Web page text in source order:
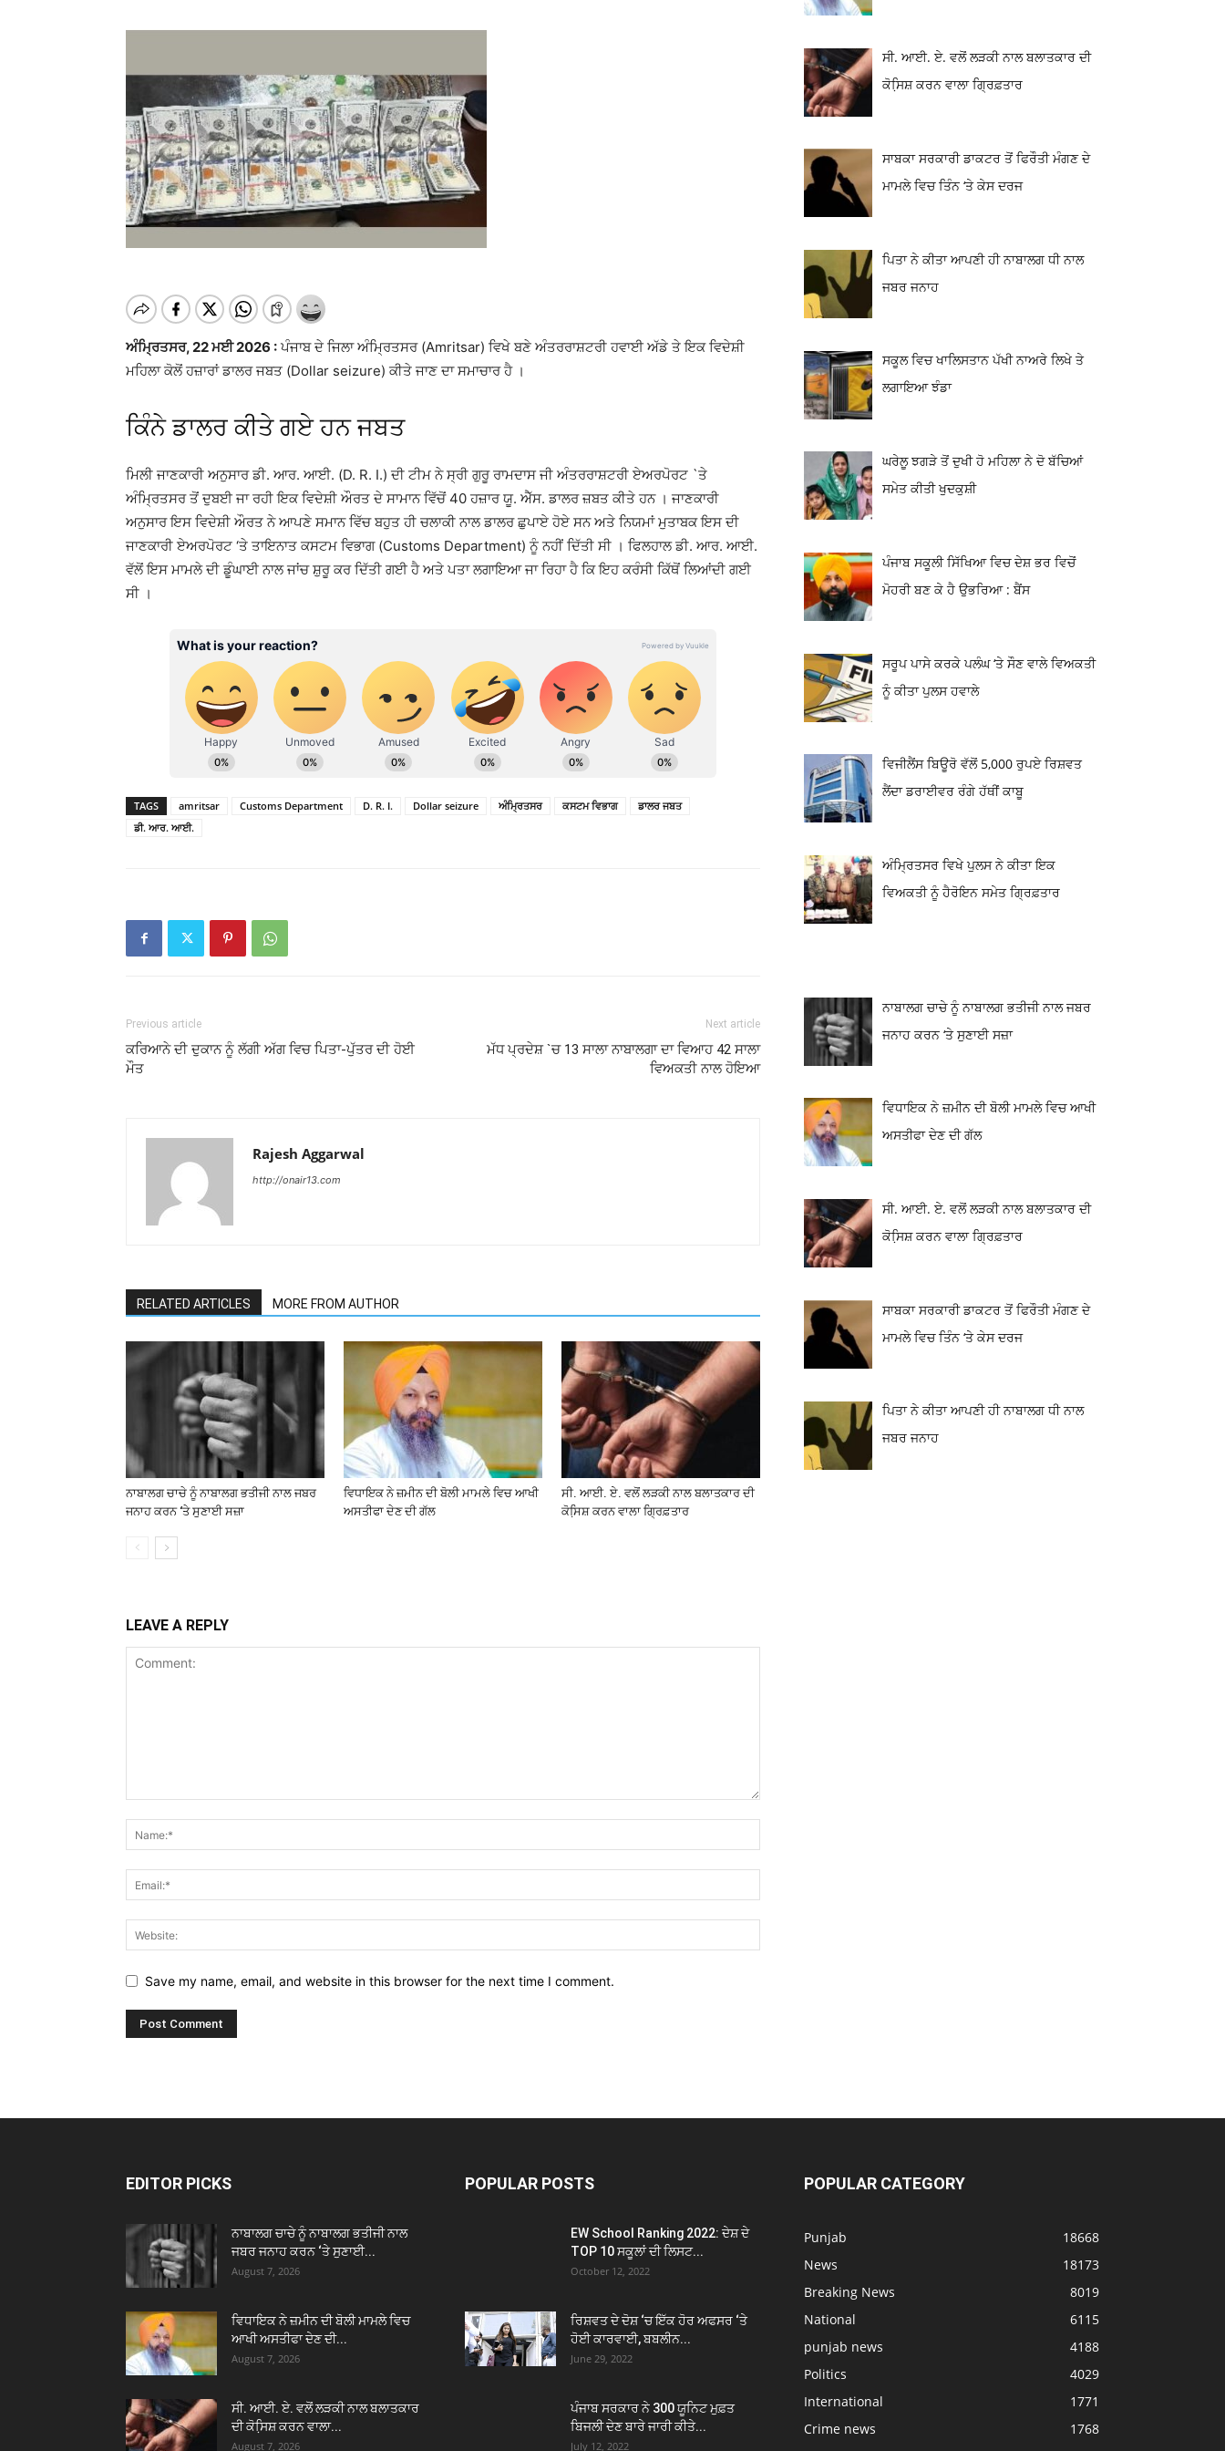
ਅੰਮ੍ਰਿਤਸਰ, 22 ਮਈ 2026 : ਪੰਜਾਬ ਦੇ ਜਿਲਾ ਅੰਮ੍ਰਿਤਸਰ (Amritsar) ਵਿਖੇ ਬਣੇ ਅੰਤਰਰਾਸ਼ਟਰੀ ਹਵਾਈ ਅੱਡੇ ਤੇ ਇਕ ਵਿਦੇਸ਼ੀ
ਮਹਿਲਾ ਕੋਲੋਂ ਹਜ਼ਾਰਾਂ ਡਾਲਰ ਜਬਤ (Dollar seizure) ਕੀਤੇ ਜਾਣ ਦਾ ਸਮਾਚਾਰ ਹੈ ।
ਕਿੰਨੇ ਡਾਲਰ ਕੀਤੇ ਗਏ ਹਨ ਜਬਤ
ਮਿਲੀ ਜਾਣਕਾਰੀ ਅਨੁਸਾਰ ਡੀ. ਆਰ. ਆਈ. (D. R. I.) ਦੀ ਟੀਮ ਨੇ ਸ੍ਰੀ ਗੁਰੂ ਰਾਮਦਾਸ ਜੀ ਅੰਤਰਰਾਸ਼ਟਰੀ ਏਅਰਪੋਰਟ `ਤੇ
ਅੰਮ੍ਰਿਤਸਰ ਤੋਂ ਦੁਬਈ ਜਾ ਰਹੀ ਇਕ ਵਿਦੇਸ਼ੀ ਔਰਤ ਦੇ ਸਾਮਾਨ ਵਿੱਚੋਂ 40 ਹਜ਼ਾਰ ਯੂ. ਐੱਸ. ਡਾਲਰ ਜ਼ਬਤ ਕੀਤੇ ਹਨ । ਜਾਣਕਾਰੀ
ਅਨੁਸਾਰ ਇਸ ਵਿਦੇਸ਼ੀ ਔਰਤ ਨੇ ਆਪਣੇ ਸਮਾਨ ਵਿੱਚ ਬਹੁਤ ਹੀ ਚਲਾਕੀ ਨਾਲ ਡਾਲਰ ਛੁਪਾਏ ਹੋਏ ਸਨ ਅਤੇ ਨਿਯਮਾਂ ਮੁਤਾਬਕ ਇਸ ਦੀ
ਜਾਣਕਾਰੀ ਏਅਰਪੋਰਟ ‘ਤੇ ਤਾਇਨਾਤ ਕਸਟਮ ਵਿਭਾਗ (Customs Department) ਨੂੰ ਨਹੀਂ ਦਿੱਤੀ ਸੀ । ਫਿਲਹਾਲ ਡੀ. ਆਰ. ਆਈ.
ਵੱਲੋਂ ਇਸ ਮਾਮਲੇ ਦੀ ਡੂੰਘਾਈ ਨਾਲ ਜਾਂਚ ਸ਼ੁਰੂ ਕਰ ਦਿੱਤੀ ਗਈ ਹੈ ਅਤੇ ਪਤਾ ਲਗਾਇਆ ਜਾ ਰਿਹਾ ਹੈ ਕਿ ਇਹ ਕਰੰਸੀ ਕਿੱਥੋਂ ਲਿਆਂਦੀ ਗਈ
ਸੀ ।
TAGS amritsar Customs Department D. R. I. Dollar seizure ਅੰਮ੍ਰਿਤਸਰ ਕਸਟਮ ਵਿਭਾਗ
ਡਾਲਰ ਜਬਤ
ਡੀ. ਆਰ. ਆਈ.
Previous article
ਕਰਿਆਨੇ ਦੀ ਦੁਕਾਨ ਨੂੰ ਲੱਗੀ ਅੱਗ ਵਿਚ ਪਿਤਾ-ਪੁੱਤਰ ਦੀ ਹੋਈ
ਮੌਤ
Next article
ਮੱਧ ਪ੍ਰਦੇਸ਼ `ਚ 13 ਸਾਲਾ ਨਾਬਾਲਗਾ ਦਾ ਵਿਆਹ 42 ਸਾਲਾ
ਵਿਅਕਤੀ ਨਾਲ ਹੋਇਆ
Rajesh Aggarwal
http://onair13.com
RELATED ARTICLES MORE FROM AUTHOR
ਨਾਬਾਲਗ ਚਾਚੇ ਨੂੰ ਨਾਬਾਲਗ ਭਤੀਜੀ ਨਾਲ ਜਬਰ
ਜਨਾਹ ਕਰਨ ‘ਤੇ ਸੁਣਾਈ ਸਜ਼ਾ
ਵਿਧਾਇਕ ਨੇ ਜ਼ਮੀਨ ਦੀ ਬੋਲੀ ਮਾਮਲੇ ਵਿਚ ਆਖੀ
ਅਸਤੀਫਾ ਦੇਣ ਦੀ ਗੱਲ
ਸੀ. ਆਈ. ਏ. ਵਲੋਂ ਲੜਕੀ ਨਾਲ ਬਲਾਤਕਾਰ ਦੀ
ਕੋਸਿ਼ਸ਼ ਕਰਨ ਵਾਲਾ ਗ੍ਰਿਫ਼ਤਾਰ
LEAVE A REPLY
Save my name, email, and website in this browser for the next time I comment.
ਸੀ. ਆਈ. ਏ. ਵਲੋਂ ਲੜਕੀ ਨਾਲ ਬਲਾਤਕਾਰ ਦੀ
ਕੋਸਿ਼ਸ਼ ਕਰਨ ਵਾਲਾ ਗ੍ਰਿਫ਼ਤਾਰ
ਸਾਬਕਾ ਸਰਕਾਰੀ ਡਾਕਟਰ ਤੋਂ ਫਿਰੌਤੀ ਮੰਗਣ ਦੇ
ਮਾਮਲੇ ਵਿਚ ਤਿੰਨ ‘ਤੇ ਕੇਸ ਦਰਜ
ਪਿਤਾ ਨੇ ਕੀਤਾ ਆਪਣੀ ਹੀ ਨਾਬਾਲਗ ਧੀ ਨਾਲ
ਜਬਰ ਜਨਾਹ
ਸਕੂਲ ਵਿਚ ਖਾਲਿਸਤਾਨ ਪੱਖੀ ਨਾਅਰੇ ਲਿਖੇ ਤੇ
ਲਗਾਇਆ ਝੰਡਾ
ਘਰੇਲੂ ਝਗੜੇ ਤੋਂ ਦੁਖੀ ਹੋ ਮਹਿਲਾ ਨੇ ਦੋ ਬੱਚਿਆਂ
ਸਮੇਤ ਕੀਤੀ ਖੁਦਕੁਸ਼ੀ
ਪੰਜਾਬ ਸਕੂਲੀ ਸਿੱਖਿਆ ਵਿਚ ਦੇਸ਼ ਭਰ ਵਿਚੋਂ
ਮੋਹਰੀ ਬਣ ਕੇ ਹੈ ਉਭਰਿਆ : ਬੈਂਸ
ਸਰੂਪ ਪਾਸੇ ਕਰਕੇ ਪਲੰਘ ‘ਤੇ ਸੌਣ ਵਾਲੇ ਵਿਅਕਤੀ
ਨੂੰ ਕੀਤਾ ਪੁਲਸ ਹਵਾਲੇ
ਵਿਜੀਲੈਂਸ ਬਿਊਰੋ ਵੱਲੋਂ 5,000 ਰੁਪਏ ਰਿਸ਼ਵਤ
ਲੈਂਦਾ ਡਰਾਈਵਰ ਰੰਗੇ ਹੱਥੀਂ ਕਾਬੂ
ਅੰਮ੍ਰਿਤਸਰ ਵਿਖੇ ਪੁਲਸ ਨੇ ਕੀਤਾ ਇਕ
ਵਿਅਕਤੀ ਨੂੰ ਹੈਰੋਇਨ ਸਮੇਤ ਗ੍ਰਿਫ਼ਤਾਰ
ਨਾਬਾਲਗ ਚਾਚੇ ਨੂੰ ਨਾਬਾਲਗ ਭਤੀਜੀ ਨਾਲ ਜਬਰ
ਜਨਾਹ ਕਰਨ ‘ਤੇ ਸੁਣਾਈ ਸਜ਼ਾ
ਵਿਧਾਇਕ ਨੇ ਜ਼ਮੀਨ ਦੀ ਬੋਲੀ ਮਾਮਲੇ ਵਿਚ ਆਖੀ
ਅਸਤੀਫਾ ਦੇਣ ਦੀ ਗੱਲ
ਸੀ. ਆਈ. ਏ. ਵਲੋਂ ਲੜਕੀ ਨਾਲ ਬਲਾਤਕਾਰ ਦੀ
ਕੋਸਿ਼ਸ਼ ਕਰਨ ਵਾਲਾ ਗ੍ਰਿਫ਼ਤਾਰ
ਸਾਬਕਾ ਸਰਕਾਰੀ ਡਾਕਟਰ ਤੋਂ ਫਿਰੌਤੀ ਮੰਗਣ ਦੇ
ਮਾਮਲੇ ਵਿਚ ਤਿੰਨ ‘ਤੇ ਕੇਸ ਦਰਜ
ਪਿਤਾ ਨੇ ਕੀਤਾ ਆਪਣੀ ਹੀ ਨਾਬਾਲਗ ਧੀ ਨਾਲ
ਜਬਰ ਜਨਾਹ
EDITOR PICKS
ਨਾਬਾਲਗ ਚਾਚੇ ਨੂੰ ਨਾਬਾਲਗ ਭਤੀਜੀ ਨਾਲ
ਜਬਰ ਜਨਾਹ ਕਰਨ ‘ਤੇ ਸੁਣਾਈ...
August 7, 2026
ਵਿਧਾਇਕ ਨੇ ਜ਼ਮੀਨ ਦੀ ਬੋਲੀ ਮਾਮਲੇ ਵਿਚ
ਆਖੀ ਅਸਤੀਫਾ ਦੇਣ ਦੀ...
August 7, 2026
ਸੀ. ਆਈ. ਏ. ਵਲੋਂ ਲੜਕੀ ਨਾਲ ਬਲਾਤਕਾਰ
ਦੀ ਕੋਸਿ਼ਸ਼ ਕਰਨ ਵਾਲਾ...
August 7, 2026
POPULAR POSTS
EW School Ranking 2022: ਦੇਸ਼ ਦੇ
TOP 10 ਸਕੂਲਾਂ ਦੀ ਲਿਸਟ...
October 12, 2022
ਰਿਸ਼ਵਤ ਦੇ ਦੋਸ਼ ‘ਚ ਇੱਕ ਹੋਰ ਅਫਸਰ ‘ਤੇ
ਹੋਈ ਕਾਰਵਾਈ, ਬਬਲੀਨ...
June 29, 2022
ਪੰਜਾਬ ਸਰਕਾਰ ਨੇ 300 ਯੂਨਿਟ ਮੁਫ਼ਤ
ਬਿਜਲੀ ਦੇਣ ਬਾਰੇ ਜਾਰੀ ਕੀਤੇ...
July 12, 2022
POPULAR CATEGORY
Punjab
18668
News
18173
Breaking News
8019
National
6115
punjab news
4188
Politics
4029
International
1771
Crime news
1768